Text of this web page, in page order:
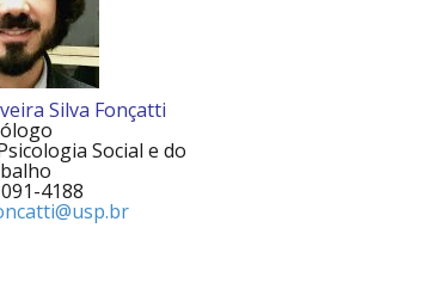
Silva Fonçatti
Social e do
4188